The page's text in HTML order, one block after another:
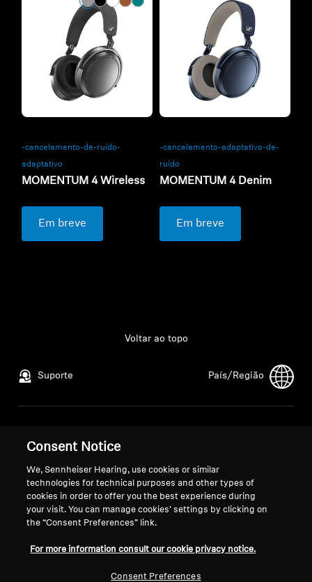
-cancelamento-de-ruído-
adaptativo
MOMENTUM 4 Wireless
Em breve
-cancelamento-adaptativo-de-
ruído
MOMENTUM 4 Denim
Em breve
Suporte
Voltar ao topo
País/Região
Política de Privacidade Global
Termos e Condições Gerais de
Vendas Online a Consumidores
Política de Divulgação
Coordenada de Vulnerabilidades
Carreira na Sonova
Contatos para a
imprensa
Sala de imprensa
Consent Notice
We, Sennheiser Hearing, use cookies or similar
technologies for technical purposes and other types of
cookies in order to offer you the best experience during
your visit. You can manage cookies’ settings by clicking on
the “Consent Preferences” link.
For more information consult our cookie privacy notice.
Consent Preferences